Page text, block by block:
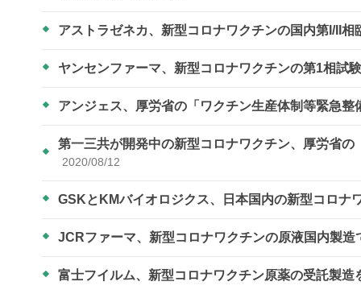
アストラゼネカ、新型コロナワクチンの国内第I/II
ヤンセンファーマ、新型コロナワクチンの第1相試
アンジェス、厚労省の「ワクチン生産体制等緊急
第一三共が開発中の新型コロナワクチン、厚労省
2020/08/12
GSKとKMバイオロジクス、日本国内の新型コロナ
JCRファーマ、新型コロナワクチンの原液国内製
富士フイルム、新型コロナワクチン原薬の受託製